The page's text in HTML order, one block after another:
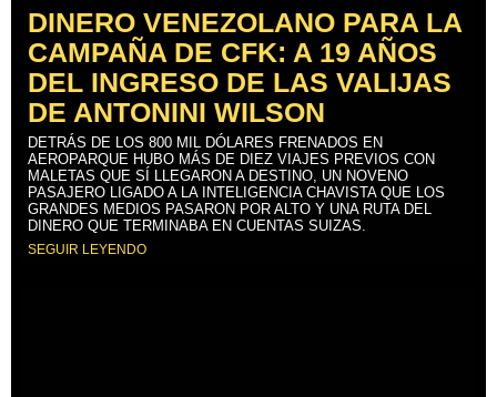
DINERO VENEZOLANO PARA LA
CAMPAÑA DE CFK: A 19 AÑOS
DEL INGRESO DE LAS VALIJAS
DE ANTONINI WILSON
DETRÁS DE LOS 800 MIL DÓLARES FRENADOS EN
AEROPARQUE HUBO MÁS DE DIEZ VIAJES PREVIOS CON
MALETAS QUE SÍ LLEGARON A DESTINO, UN NOVENO
PASAJERO LIGADO A LA INTELIGENCIA CHAVISTA QUE LOS
GRANDES MEDIOS PASARON POR ALTO Y UNA RUTA DEL
DINERO QUE TERMINABA EN CUENTAS SUIZAS.
SEGUIR LEYENDO